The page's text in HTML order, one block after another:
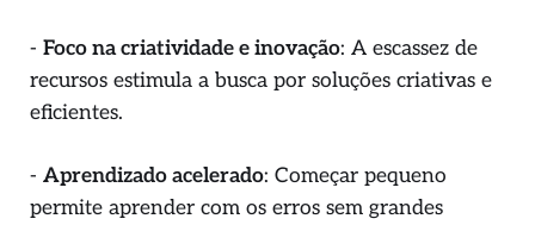
- Foco na criatividade e inovação: A escassez de
recursos estimula a busca por soluções criativas e
eficientes.
- Aprendizado acelerado: Começar pequeno
permite aprender com os erros sem grandes